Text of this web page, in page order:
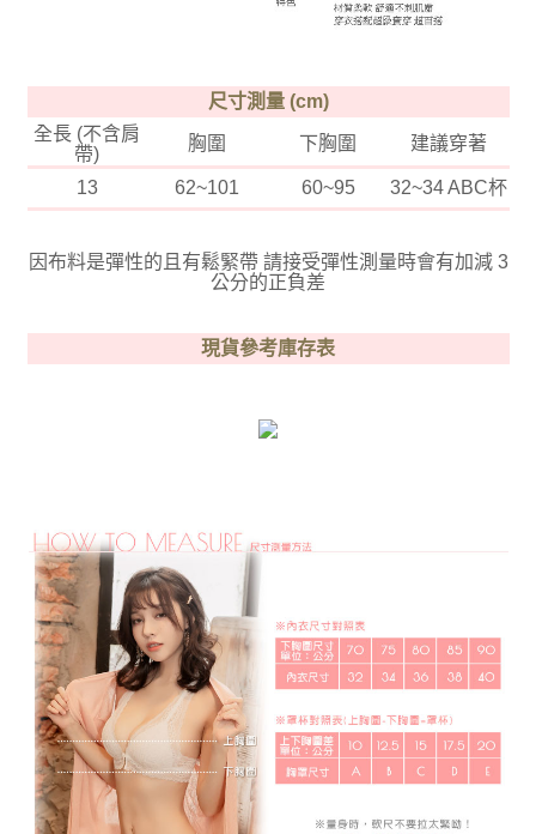
尺寸測量 (cm)
全長 (不含肩
帶)
胸圍 下胸圍 建議穿著
13 62~101 60~95 32~34 ABC杯
因布料是彈性的且有鬆緊帶 請接受彈性測量時會有加減 3
公分的正負差
現貨參考庫存表